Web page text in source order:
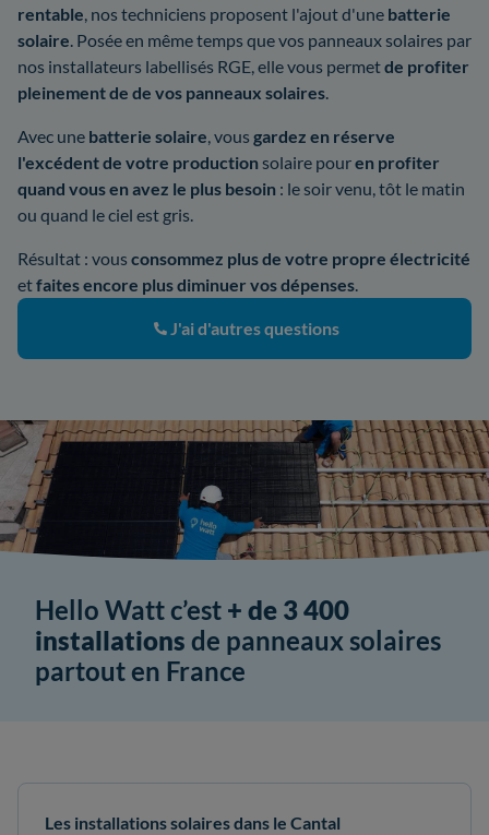
rentable, nos techniciens proposent l'ajout d'une batterie
solaire. Posée en même temps que vos panneaux solaires par
nos installateurs labellisés RGE, elle vous permetde profiter
pleinement de de vos panneaux solaires.
Avec une batterie solaire, vous gardez en réserve
l'excédent de votre production solaire pouren profiter
quand vous en avez le plus besoin : le soir venu, tôt le matin
ou quand le ciel est gris.
Résultat : vous consommez plus de votre propre électricité
etfaites encore plus diminuer vos dépenses.
J'ai d'autres questions
Hello Watt c’est + de 3 400
installations de panneaux solaires
partout en France
Les installations solaires dans le Cantal